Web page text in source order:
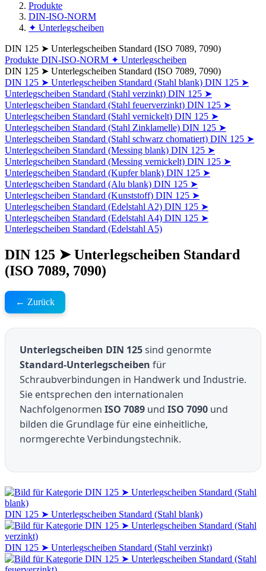
Produkte
DIN-ISO-NORM
✦ Unterlegscheiben
DIN 125 ➤ Unterlegscheiben Standard (ISO 7089, 7090)
Produkte DIN-ISO-NORM ✦ Unterlegscheiben
DIN 125 ➤ Unterlegscheiben Standard (ISO 7089, 7090)
DIN 125 ➤ Unterlegscheiben Standard (Stahl blank) DIN 125 ➤
Unterlegscheiben Standard (Stahl verzinkt) DIN 125 ➤
Unterlegscheiben Standard (Stahl feuerverzinkt) DIN 125 ➤
Unterlegscheiben Standard (Stahl vernickelt) DIN 125 ➤
Unterlegscheiben Standard (Stahl Zinklamelle) DIN 125 ➤
Unterlegscheiben Standard (Stahl schwarz chomatiert) DIN 125 ➤
Unterlegscheiben Standard (Messing blank) DIN 125 ➤
Unterlegscheiben Standard (Messing vernickelt) DIN 125 ➤
Unterlegscheiben Standard (Kupfer blank) DIN 125 ➤
Unterlegscheiben Standard (Alu blank) DIN 125 ➤
Unterlegscheiben Standard (Kunststoff) DIN 125 ➤
Unterlegscheiben Standard (Edelstahl A2) DIN 125 ➤
Unterlegscheiben Standard (Edelstahl A4) DIN 125 ➤
Unterlegscheiben Standard (Edelstahl A5)
DIN 125 ➤ Unterlegscheiben Standard
(ISO 7089, 7090)
← Zurück
Unterlegscheiben DIN 125sind genormte
Standard-Unterlegscheiben für
Schraubverbindungen in Handwerk und Industrie.
Sie entsprechen den internationalen
Nachfolgenormen ISO 7089 und ISO 7090 und
bilden die Grundlage für eine einheitliche,
normgerechte Verbindungstechnik.
DIN 125 ➤ Unterlegscheiben Standard (Stahl blank)
DIN 125 ➤ Unterlegscheiben Standard (Stahl verzinkt)